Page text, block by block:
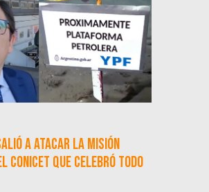
a atacar la misión
CONICET que celebró todo